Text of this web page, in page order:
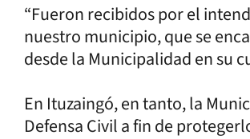
“Fueron recibidos por el
nuestro municipio, que se
desde la Municipalidad en su
En Ituzaingó, en tanto, la
Defensa Civil a fin de